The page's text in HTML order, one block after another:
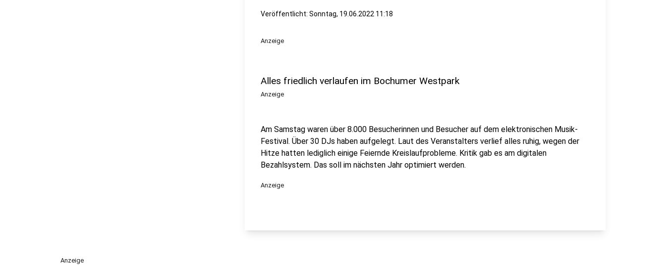
Veröffentlicht: Sonntag, 19.06.2022 11:18
Anzeige
Alles friedlich verlaufen im Bochumer Westpark
Anzeige
Am Samstag waren über 8.000 Besucherinnen und Besucher auf dem elektronischen Musik-
Festival. Über 30 DJs haben aufgelegt. Laut des Veranstalters verlief alles ruhig, wegen der
Hitze hatten lediglich einige Feiernde Kreislaufprobleme. Kritik gab es am digitalen
Bezahlsystem. Das soll im nächsten Jahr optimiert werden.
Anzeige
Anzeige